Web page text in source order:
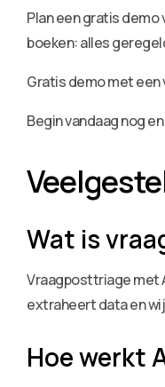
Plan een gratis
boeken: alles
Gratis demo met een
Begin vandaag nog
Wat is
Vraagposttriage met
extraheert data en
Hoe werkt